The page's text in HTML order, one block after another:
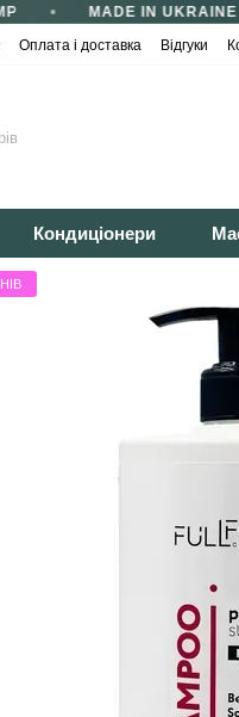
контентуMADE IN UKRAINE
Оплата і доставка Відгуки
Кондиціонери